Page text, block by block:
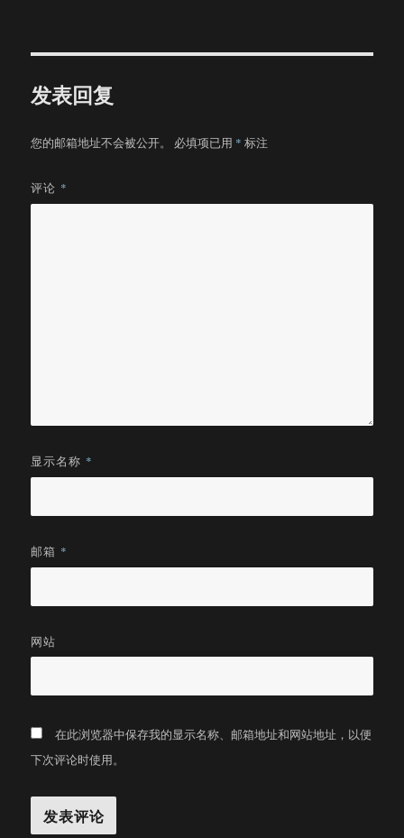
发表回复
您的邮箱地址不会被公开。 必填项已用 * 标注
评论 *
显示名称 *
邮箱 *
网站
在此浏览器中保存我的显示名称、邮箱地址和网站地址，以便
下次评论时使用。